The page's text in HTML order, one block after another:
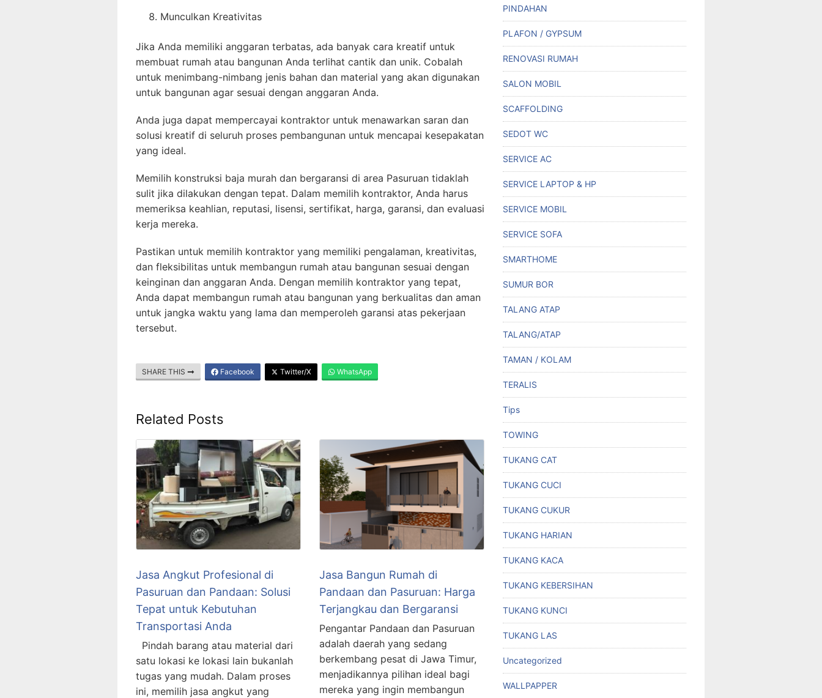
Munculkan Kreativitas
Jika Anda memiliki anggaran terbatas, ada banyak cara kreatif untuk
membuat rumah atau bangunan Anda terlihat cantik dan unik. Cobalah
untuk menimbang-nimbang jenis bahan dan material yang akan digunakan
untuk bangunan agar sesuai dengan anggaran Anda.
Anda juga dapat mempercayai kontraktor untuk menawarkan saran dan
solusi kreatif di seluruh proses pembangunan untuk mencapai kesepakatan
yang ideal.
Memilih konstruksi baja murah dan bergaransi di area Pasuruan tidaklah
sulit jika dilakukan dengan tepat. Dalam memilih kontraktor, Anda harus
memeriksa keahlian, reputasi, lisensi, sertifikat, harga, garansi, dan evaluasi
kerja mereka.
Pastikan untuk memilih kontraktor yang memiliki pengalaman, kreativitas,
dan fleksibilitas untuk membangun rumah atau bangunan sesuai dengan
keinginan dan anggaran Anda. Dengan memilih kontraktor yang tepat,
Anda dapat membangun rumah atau bangunan yang berkualitas dan aman
untuk jangka waktu yang lama dan memperoleh garansi atas pekerjaan
tersebut.
SHARE THIS Facebook Twitter/X WhatsApp
Related Posts
Jasa Angkut Profesional di
Pasuruan dan Pandaan: Solusi
Tepat untuk Kebutuhan
Transportasi Anda
Pindah barang atau material dari
satu lokasi ke lokasi lain bukanlah
tugas yang mudah. Dalam proses
ini, memilih jasa angkut yang
Jasa Bangun Rumah di
Pandaan dan Pasuruan: Harga
Terjangkau dan Bergaransi
Pengantar Pandaan dan Pasuruan
adalah daerah yang sedang
berkembang pesat di Jawa Timur,
menjadikannya pilihan ideal bagi
mereka yang ingin membangun
PINDAHAN
PLAFON / GYPSUM
RENOVASI RUMAH
SALON MOBIL
SCAFFOLDING
SEDOT WC
SERVICE AC
SERVICE LAPTOP & HP
SERVICE MOBIL
SERVICE SOFA
SMARTHOME
SUMUR BOR
TALANG ATAP
TALANG/ATAP
TAMAN / KOLAM
TERALIS
Tips
TOWING
TUKANG CAT
TUKANG CUCI
TUKANG CUKUR
TUKANG HARIAN
TUKANG KACA
TUKANG KEBERSIHAN
TUKANG KUNCI
TUKANG LAS
Uncategorized
WALLPAPPER